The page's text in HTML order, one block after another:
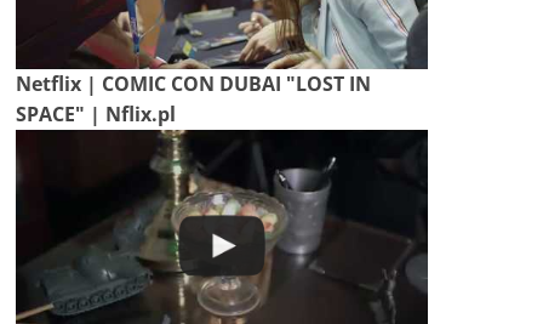
Netflix | COMIC CON DUBAI "LOST IN
SPACE" | Nflix.pl